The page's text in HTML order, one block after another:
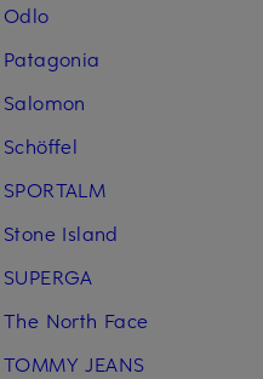
Odlo
Patagonia
Salomon
Schöffel
SPORTALM
Stone Island
SUPERGA
The North Face
TOMMY JEANS